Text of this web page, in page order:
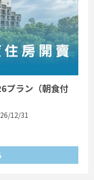
プラン（朝食付
12/31